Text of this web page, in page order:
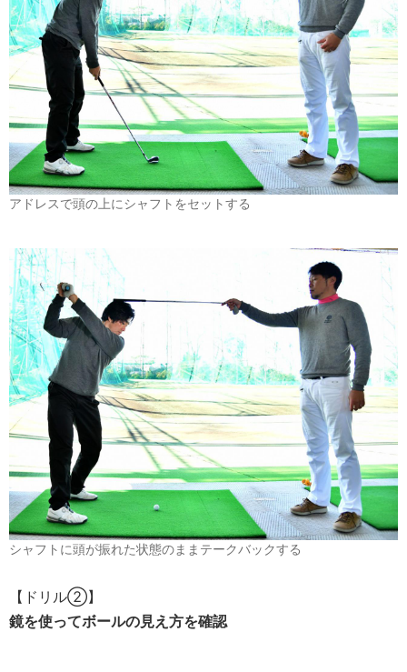
アドレスで頭の上にシャフトをセットする
シャフトに頭が振れた状態のままテークバックする
【ドリル②】
鏡を使ってボールの見え方を確認